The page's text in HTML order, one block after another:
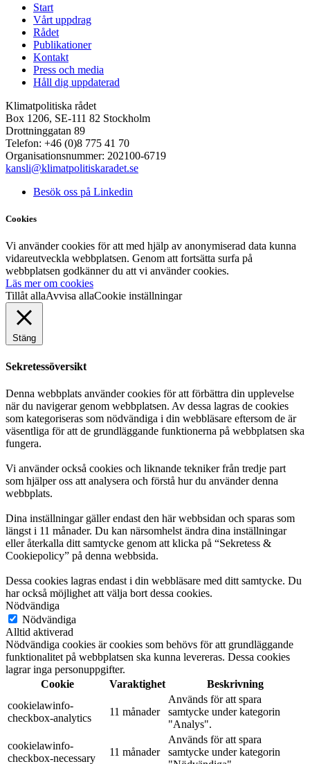
Start
Vårt uppdrag
Rådet
Publikationer
Kontakt
Press och media
Håll dig uppdaterad
Klimatpolitiska rådet
Box 1206, SE-111 82 Stockholm
Drottninggatan 89
Telefon: +46 (0)8 775 41 70
Organisationsnummer: 202100-6719
kansli@klimatpolitiskaradet.se
Besök oss på Linkedin
Cookies
Vi använder cookies för att med hjälp av anonymiserad data kunna
vidareutveckla webbplatsen. Genom att fortsätta surfa på
webbplatsen godkänner du att vi använder cookies.
Läs mer om cookies
Tillåt allaAvvisa allaCookie inställningar
Stäng
Sekretessöversikt
Denna webbplats använder cookies för att förbättra din upplevelse
när du navigerar genom webbplatsen. Av dessa lagras de cookies
som kategoriseras som nödvändiga i din webbläsare eftersom de är
väsentliga för att de grundläggande funktionerna på webbplatsen ska
fungera.
Vi använder också cookies och liknande tekniker från tredje part
som hjälper oss att analysera och förstå hur du använder denna
webbplats.
Dina inställningar gäller endast den här webbsidan och sparas som
längst i 11 månader. Du kan närsomhelst ändra dina inställningar
eller återkalla ditt samtycke genom att klicka på “Sekretess &
Cookiepolicy” på denna webbsida.
Dessa cookies lagras endast i din webbläsare med ditt samtycke. Du
har också möjlighet att välja bort dessa cookies.
Nödvändiga
Nödvändiga
Alltid aktiverad
Nödvändiga cookies är cookies som behövs för att grundläggande
funktionalitet på webbplatsen ska kunna levereras. Dessa cookies
lagrar inga personuppgifter.
Cookie
Varaktighet
Beskrivning
cookielawinfo-
checkbox-analytics
11 månader
Används för att spara
samtycke under kategorin
"Analys".
cookielawinfo-
checkbox-necessary
11 månader
Används för att spara
samtycke under kategorin